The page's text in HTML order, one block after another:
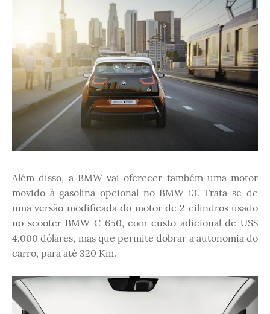
Além disso, a BMW vai oferecer também uma motor
movido à gasolina opcional no BMW i3. Trata-se de
uma versão modificada do motor de 2 cilindros usado
no scooter BMW C 650, com custo adicional de US$
4.000 dólares, mas que permite dobrar a autonomia do
carro, para até 320 Km.